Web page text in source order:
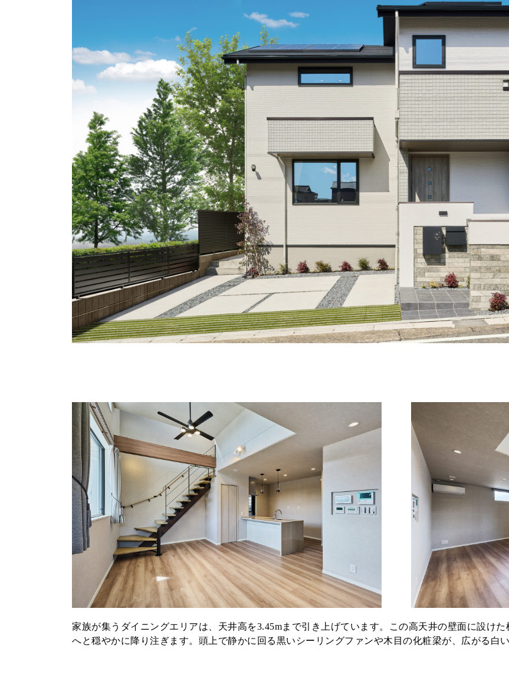
家族が集うダイニングエリアは、天井高を3.45mまで引き上げています。この高天井の壁面に設け
へと穏やかに降り注ぎます。頭上で静かに回る黒いシーリングファンや木目の化粧梁が、広がる白